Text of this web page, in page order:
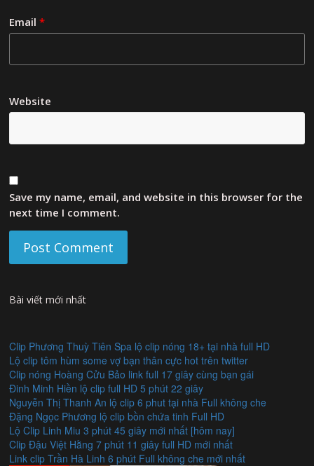
Email*
Website
Save my name, email, and website in this browser for the
next time I comment.
Bài viết mới nhất
Clip Phương Thuỳ Tiên Spa lộ clip nóng 18+ tại nhà full HD
Lộ clip tôm hùm some vợ bạn thân cực hot trên twitter
Clip nóng Hoàng Cửu Bảo link full 17 giây cùng bạn gái
Đinh Minh Hiền lộ clip full HD 5 phút 22 giây
Nguyễn Thị Thanh An lộ clip 6 phut tại nhà Full không che
Đặng Ngọc Phương lộ clip bồn chứa tinh Full HD
Lộ Clip Linh Miu 3 phút 45 giây mới nhất [hôm nay]
Clip Đậu Việt Hằng 7 phút 11 giây full HD mới nhất
Link clip Trần Hà Linh 6 phút Full không che mới nhất